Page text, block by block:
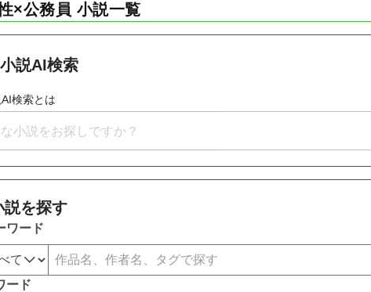
×公務員 小説一覧
小説AI検索
検索とは
説を探す
ワード
ード